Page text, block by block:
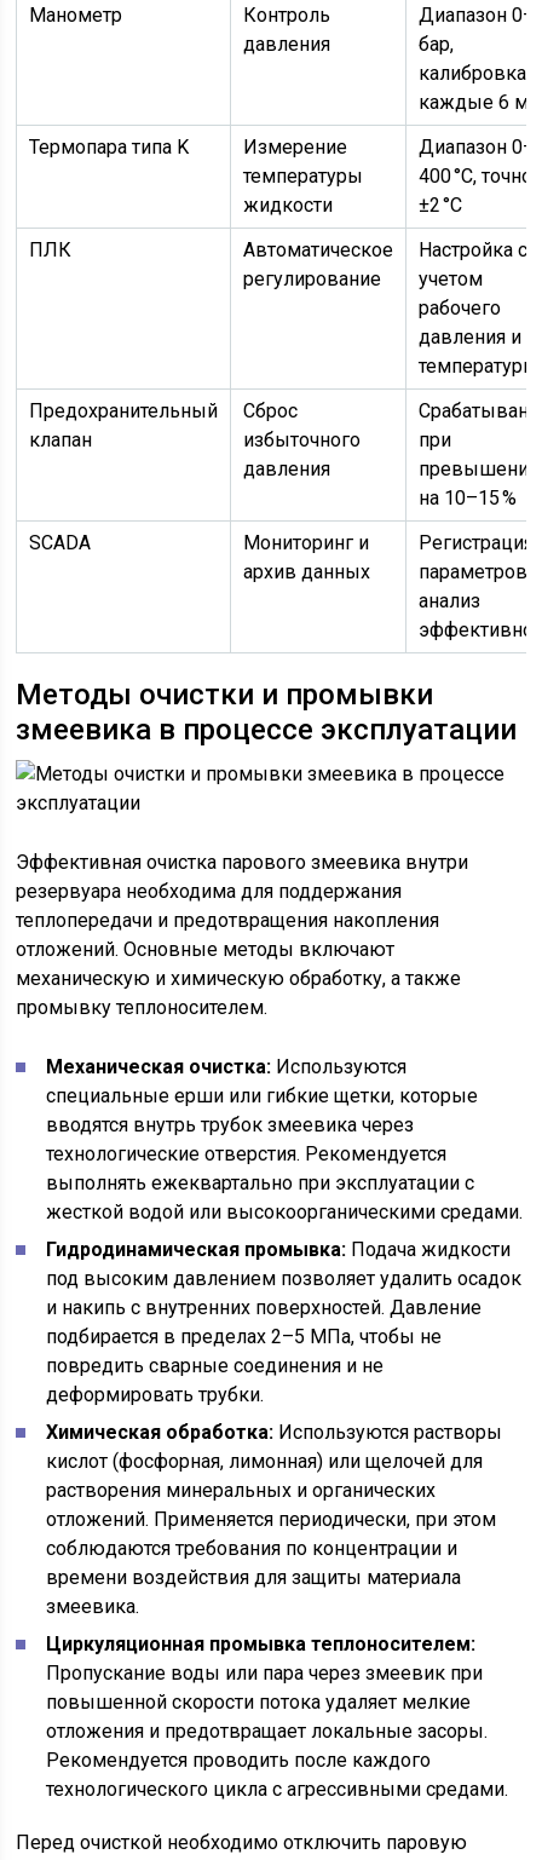
Манометр
Контроль
давления
Диапазон
бар,
калибровка
каждые 6
Термопара типа K
Измерение
температуры
жидкости
Диапазон 0–
400 °C,
±2 °C
ПЛК
Автоматическое
регулирование
Настройка с
учетом
рабочего
давления и
температуры
Предохранительный
клапан
Сброс
избыточного
давления
при
превышении
на 10–15 %
SCADA
Мониторинг и
архив данных
Регистрация
параметров,
анализ
Методы очистки и промывки
змеевика в процессе эксплуатации
Эффективная очистка парового змеевика внутри
резервуара необходима для поддержания
теплопередачи и предотвращения накопления
отложений. Основные методы включают
механическую и химическую обработку, а также
промывку теплоносителем.
Механическая очистка: Используются
специальные ерши или гибкие щетки, которые
вводятся внутрь трубок змеевика через
технологические отверстия. Рекомендуется
выполнять ежеквартально при эксплуатации с
жесткой водой или высокоорганическими средами.
Гидродинамическая промывка: Подача жидкости
под высоким давлением позволяет удалить осадок
и накипь с внутренних поверхностей. Давление
подбирается в пределах 2–5 МПа, чтобы не
повредить сварные соединения и не
деформировать трубки.
Химическая обработка: Используются растворы
кислот (фосфорная, лимонная) или щелочей для
растворения минеральных и органических
отложений. Применяется периодически, при этом
соблюдаются требования по концентрации и
времени воздействия для защиты материала
змеевика.
Циркуляционная промывка теплоносителем:
Пропускание воды или пара через змеевик при
повышенной скорости потока удаляет мелкие
отложения и предотвращает локальные засоры.
Рекомендуется проводить после каждого
технологического цикла с агрессивными средами.
Перед очисткой необходимо отключить паровую